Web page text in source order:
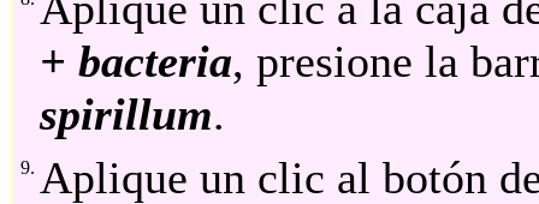
+ bacteria, presione la
spirillum.
9. Aplique un clic al botón